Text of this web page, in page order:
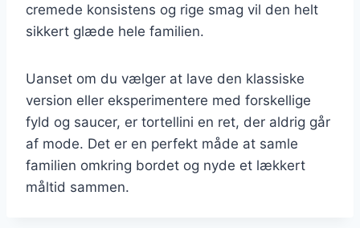
cremede konsistens og rige smag vil den helt
sikkert glæde hele familien.
Uanset om du vælger at lave den klassiske
version eller eksperimentere med forskellige
fyld og saucer, er tortellini en ret, der aldrig går
af mode. Det er en perfekt måde at samle
familien omkring bordet og nyde et lækkert
måltid sammen.